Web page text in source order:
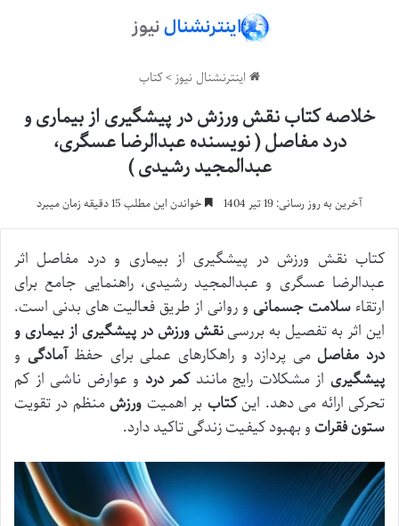
اینترنشنال نیوز>کتاب
خلاصه کتاب نقش ورزش در پیشگیری از بیماری و
درد مفاصل ( نویسنده عبدالرضا عسگری،
عبدالمجید رشیدی )
آخرین به روز رسانی: 19 تیر 1404 خواندن این مطلب 15 دقیقه زمان میبرد
کتاب نقش ورزش در پیشگیری از بیماری و درد مفاصل اثر
عبدالرضا عسگری و عبدالمجید رشیدی، راهنمایی جامع برای
ارتقاء سلامتجسمانی و روانی از طریق فعالیت های بدنی است.
این اثر به تفصیل به بررسینقش ورزش در پیشگیری از بیماری و
درد مفاصل می پردازد و راهکارهای عملی برای حفظآمادگی و
پیشگیری از مشکلات رایج مانندکمر درد و عوارض ناشی از کم
تحرکی ارائه می دهد. اینکتاب بر اهمیت ورزش منظم در تقویت
ستون فقراتو بهبود کیفیت زندگی تاکید دارد.